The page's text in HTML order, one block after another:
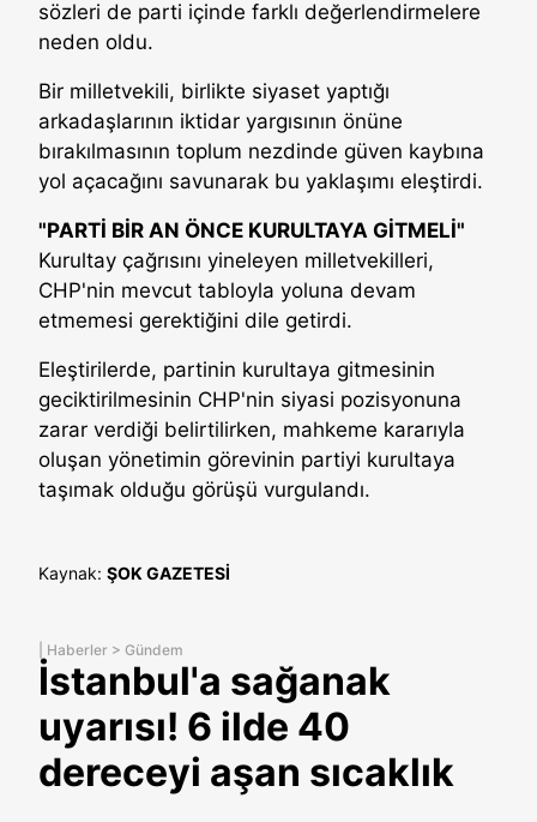
sözleri de parti içinde farklı değerlendirmelere
neden oldu.
Bir milletvekili, birlikte siyaset yaptığı
arkadaşlarının iktidar yargısının önüne
bırakılmasının toplum nezdinde güven kaybına
yol açacağını savunarak bu yaklaşımı eleştirdi.
"PARTİ BİR AN ÖNCE KURULTAYA GİTMELİ"
Kurultay çağrısını yineleyen milletvekilleri,
CHP'nin mevcut tabloyla yoluna devam
etmemesi gerektiğini dile getirdi.
Eleştirilerde, partinin kurultaya gitmesinin
geciktirilmesinin CHP'nin siyasi pozisyonuna
zarar verdiği belirtilirken, mahkeme kararıyla
oluşan yönetimin görevinin partiyi kurultaya
taşımak olduğu görüşü vurgulandı.
Kaynak: ŞOK GAZETESİ
Haberler > Gündem
İstanbul'a sağanak
uyarısı! 6 ilde 40
dereceyi aşan sıcaklık